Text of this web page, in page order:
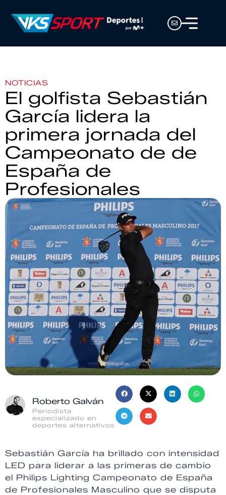
NOTICIAS
El golfista Sebastián
García lidera la
primera jornada del
Campeonato de de
España de
Profesionales
Roberto Galván
Periodista
especializado en
deportes alternativos
Sebastián García ha brillado con intensidad
LED para liderar a las primeras de cambio
el Philips Lighting Campeonato de España
de Profesionales Masculino que se disputa